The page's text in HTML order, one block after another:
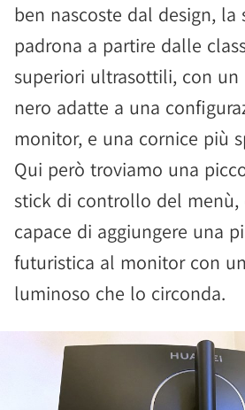
ben nascoste dal design, la
padrona a partire dalle
superiori ultrasottili, con
nero adatte a una
monitor, e una cornice più
Qui però troviamo una
stick di controllo del menù,
capace di aggiungere una
futuristica al monitor con
luminoso che lo circonda.